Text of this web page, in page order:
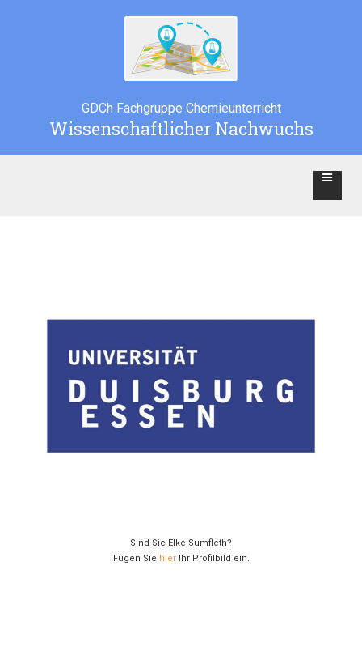
GDCh Fachgruppe Chemieunterricht
Wissenschaftlicher Nachwuchs
Sind Sie Elke Sumfleth?
Fügen Sie hierIhr Profilbild ein.